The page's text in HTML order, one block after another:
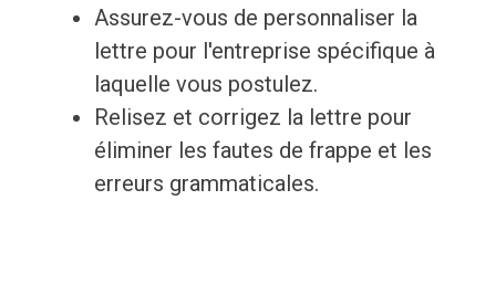
Assurez-vous de personnaliser la
lettre pour l'entreprise spécifique à
laquelle vous postulez.
Relisez et corrigez la lettre pour
éliminer les fautes de frappe et les
erreurs grammaticales.